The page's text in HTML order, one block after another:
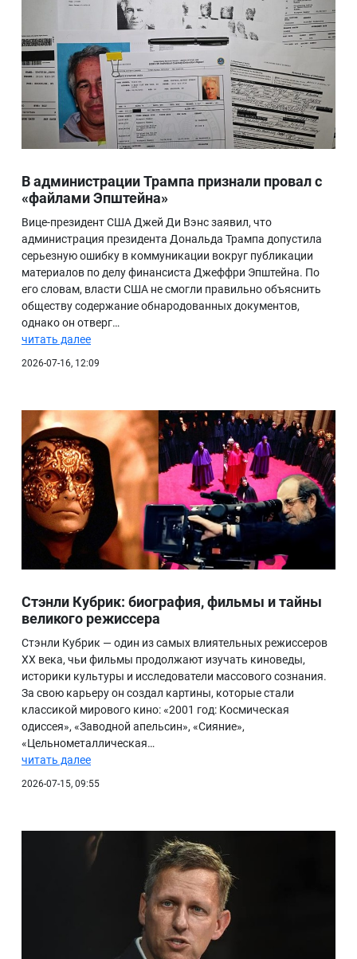
В администрации Трампа признали провал с
«файлами Эпштейна»
Вице-президент США Джей Ди Вэнс заявил, что
администрация президента Дональда Трампа допустила
серьезную ошибку в коммуникации вокруг публикации
материалов по делу финансиста Джеффри Эпштейна. По
его словам, власти США не смогли правильно объяснить
обществу содержание обнародованных документов,
однако он отверг…
читать далее
2026-07-16, 12:09
Стэнли Кубрик: биография, фильмы и тайны
великого режиссера
Стэнли Кубрик — один из самых влиятельных режиссеров
XX века, чьи фильмы продолжают изучать киноведы,
историки культуры и исследователи массового сознания.
За свою карьеру он создал картины, которые стали
классикой мирового кино: «2001 год: Космическая
одиссея», «Заводной апельсин», «Сияние»,
«Цельнометаллическая…
читать далее
2026-07-15, 09:55